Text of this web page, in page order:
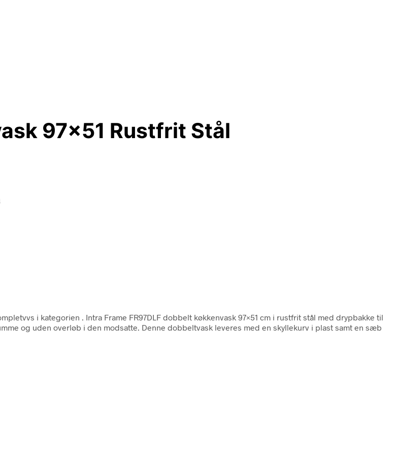
97×51 Rustfrit Stål
i kategorien
. Intra Frame FR97DLF dobbelt køkkenvask 97×51 cm i rustfrit stål med drypbakke til
og uden overløb i den modsatte. Denne dobbeltvask leveres med en skyllekurv i plast samt en sæb